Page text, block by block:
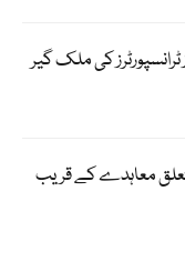
کی ملک گیر
معاہدے کے قریب